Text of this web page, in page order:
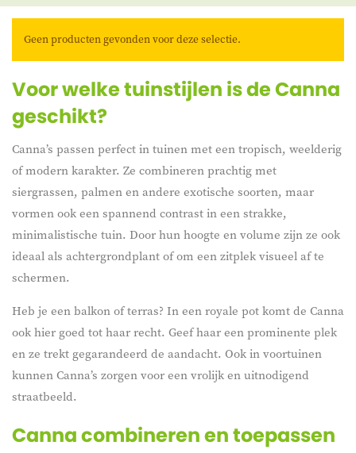
potten.
Geen producten gevonden voor deze selectie.
Voor welke tuinstijlen is de Canna
geschikt?
Canna’s passen perfect in tuinen met een tropisch, weelderig
of modern karakter. Ze combineren prachtig met
siergrassen, palmen en andere exotische soorten, maar
vormen ook een spannend contrast in een strakke,
minimalistische tuin. Door hun hoogte en volume zijn ze ook
ideaal als achtergrondplant of om een zitplek visueel af te
schermen.
Heb je een balkon of terras? In een royale pot komt de Canna
ook hier goed tot haar recht. Geef haar een prominente plek
en ze trekt gegarandeerd de aandacht. Ook in voortuinen
kunnen Canna’s zorgen voor een vrolijk en uitnodigend
straatbeeld.
Canna combineren en toepassen